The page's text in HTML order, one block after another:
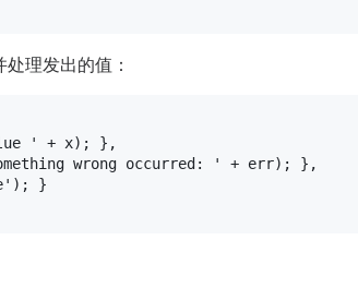
理发出的值：
'
+ x); },
wrong occurred: '
+ err); },
); }